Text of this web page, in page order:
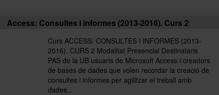
Access: Consultes i informes (2013-2016). Curs 2
Curs ACCESS: CONSULTES I INFORMES (2013-
2016). CURS 2 Modalitat Presencial Destinataris
PAS de la UB usuaris de Microsoft Access i creadors
de bases de dades que volen recordar la creació de
consultes i informes per agilitzar el treball amb
dades...